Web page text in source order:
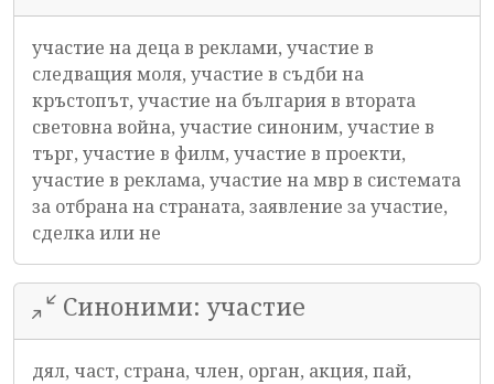
участие на деца в реклами, участие в
следващия моля, участие в съдби на
кръстопът, участие на българия в втората
световна война, участие синоним, участие в
търг, участие в филм, участие в проекти,
участие в реклама, участие на мвр в системата
за отбрана на страната, заявление за участие,
сделка или не
Синоними: участие
дял, част, страна, член, орган, акция, пай,